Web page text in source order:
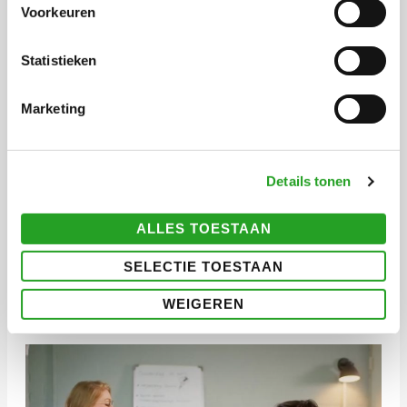
Voorkeuren
Statistieken
Marketing
Details tonen
ALLES TOESTAAN
SELECTIE TOESTAAN
WEIGEREN